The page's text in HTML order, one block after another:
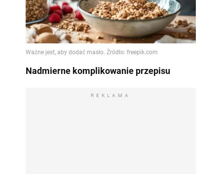
Nadmierne komplikowanie przepisu
REKLAMA